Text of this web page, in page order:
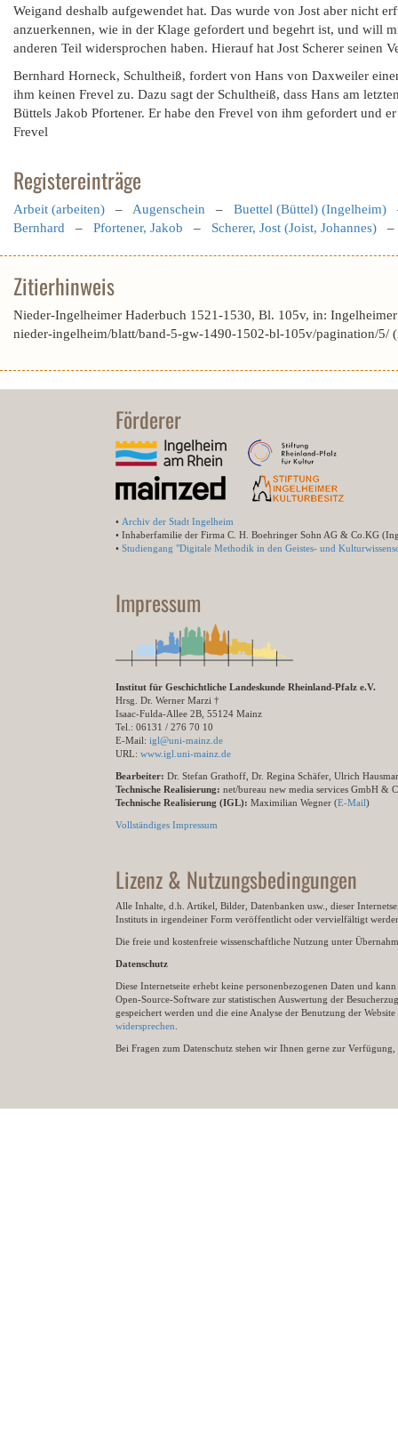
Weigand deshalb aufgewendet hat. Das wurde von Jost aber nicht
anzuerkennen, wie in der Klage gefordert und begehrt ist, und will
anderen Teil widersprochen haben. Hierauf hat Jost Scherer seinen
Bernhard Horneck, Schultheiß, fordert von Hans von Daxweiler
ihm keinen Frevel zu. Dazu sagt der Schultheiß, dass Hans am
Büttels Jakob Pfortener. Er habe den Frevel von ihm gefordert und
Frevel
Registereinträge
Arbeit (arbeiten) – Augenschein – Buettel (Büttel) (Ingelheim)
Bernhard – Pfortener, Jakob – Scherer, Jost (Joist, Johannes)
Zitierhinweis
Nieder-Ingelheimer Haderbuch 1521-1530, Bl. 105v, in:
nieder-ingelheim/blatt/band-5-gw-1490-1502-bl-105v/pagination/5/
Förderer
• Archiv der Stadt Ingelheim
• Inhaberfamilie der Firma C. H. Boehringer Sohn AG & Co.KG
• Studiengang "Digitale Methodik in den Geistes- und
Impressum
Institut für Geschichtliche Landeskunde Rheinland-Pfalz e.V.
Hrsg. Dr. Werner Marzi †
Isaac-Fulda-Allee 2B, 55124 Mainz
Tel.: 06131 / 276 70 10
E-Mail: igl@uni-mainz.de
URL: www.igl.uni-mainz.de
Bearbeiter: Dr. Stefan Grathoff, Dr. Regina Schäfer, Ulrich
Technische Realisierung: net/bureau new media services GmbH &
Technische Realisierung (IGL): Maximilian Wegner (E-Mail)
Vollständiges Impressum
Lizenz & Nutzungsbedingungen
Alle Inhalte, d.h. Artikel, Bilder, Datenbanken usw., dieser
Instituts in irgendeiner Form veröffentlicht oder vervielfältigt
Die freie und kostenfreie wissenschaftliche Nutzung unter
Datenschutz
Diese Internetseite erhebt keine personenbezogenen Daten und
Open-Source-Software zur statistischen Auswertung der
gespeichert werden und die eine Analyse der Benutzung der
widersprechen
Bei Fragen zum Datenschutz stehen wir Ihnen gerne zur